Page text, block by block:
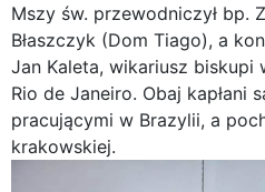
Mszy św. przewodniczył bp.
Błaszczyk (Dom Tiago), a
Jan Kaleta, wikariusz biskupi
Rio de Janeiro. Obaj kapłani
pracującymi w Brazylii, a
krakowskiej.